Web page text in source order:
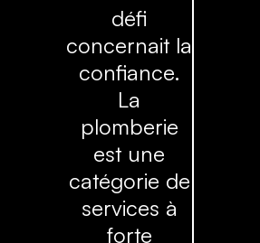
défi
concernait la
confiance.
La
plomberie
est une
catégorie de
services à
forte